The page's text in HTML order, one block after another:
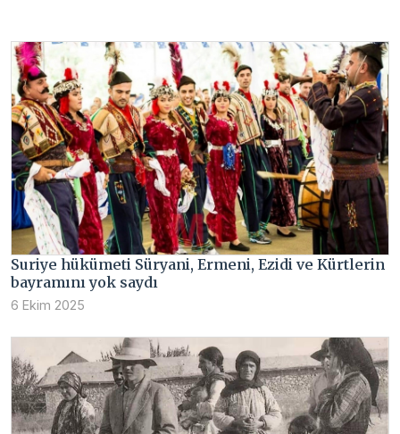
Suriye hükümeti Süryani, Ermeni, Ezidi ve Kürtlerin
bayramını yok saydı
6 Ekim 2025